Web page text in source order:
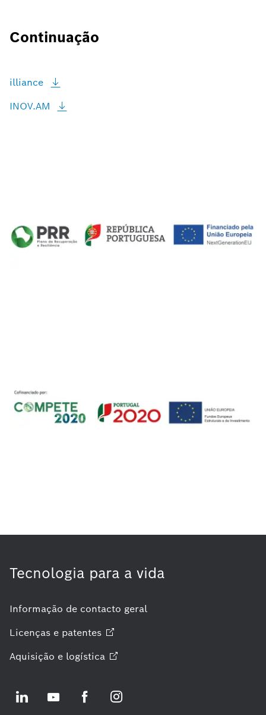
Continuação
illiance
INOV.AM
Tecnologia para a vida
Informação de contacto geral
Licenças e patentes
Aquisição e logística